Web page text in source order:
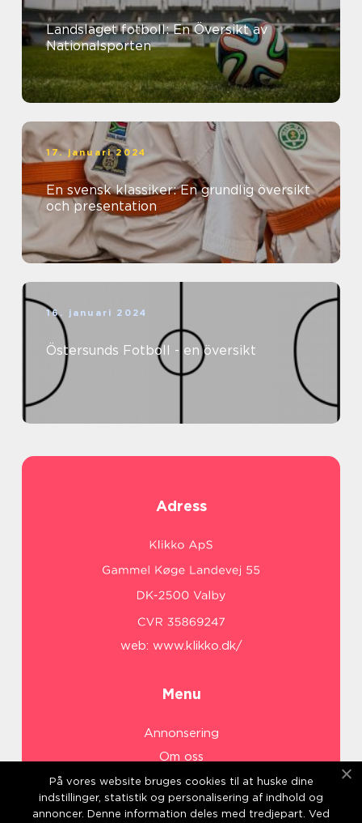
Landslaget fotboll: En Översikt av
Nationalsporten
17. januari 2024
En svensk klassiker: En grundlig översikt
och presentation
16. januari 2024
Östersunds Fotboll - en översikt
Adress
web: www.klikko.dk/
Menu
Annonsering
Om oss
Cookies
Kontakta oss
På vores website bruges cookies til at huske dine
indstillinger, statistik og personalisering af indhold og
annoncer. Denne information deles med tredjepart. Ved